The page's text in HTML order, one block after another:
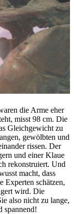
die Arme eher
misst 98 cm. Die
Gleichgewicht zu
gewölbten und
rissen. Der
und einer Klaue
rekonstruiert. Und
macht, dass
Experten schätzen,
wird. Die
also nicht zu lange,
spannend!